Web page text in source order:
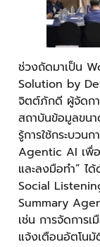
ช่วงถัดมาเป็น
Solution by
จิตต์ภักดี ผู้จัดก
สถาบันข้อมูลขนา
รู้การใช้กระบว
Agentic AI เพื่
และลงมือทำ” ไ
Social
Summary
เช่น การจัดการ
แจ้งเตือนอัตโนมั